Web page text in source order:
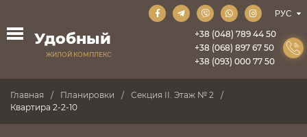
Удобный
ЖИЛОЙ КОМПЛЕКС
+38 (048) 789 44 50
+38 (068) 897 67 50
+38 (093) 000 77 50
Главная Планировки
Секция II. Этаж № 2
Квартира 2-2-10